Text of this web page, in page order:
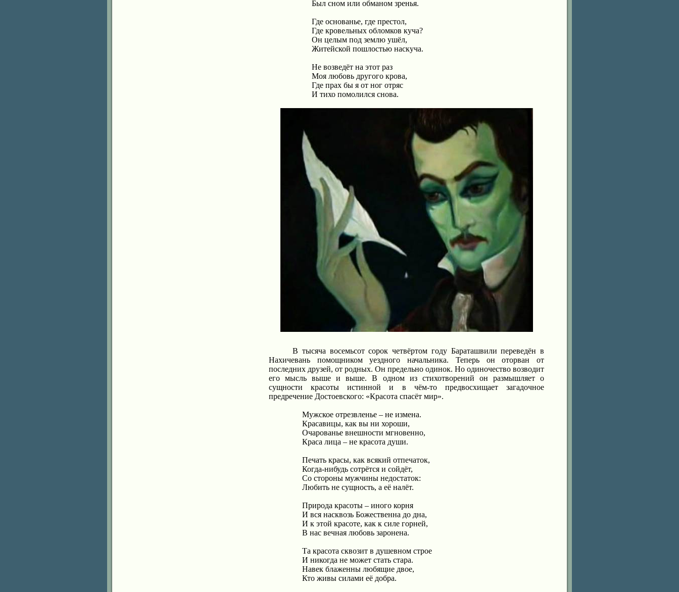
Был сном или обманом зренья.
Где основанье, где престол,
Где кровельных обломков куча?
Он целым под землю ушёл,
Житейской пошлостью наскуча.
Не возведёт на этот раз
Моя любовь другого крова,
Где прах бы я от ног отряс
И тихо помолился снова.
В тысяча восемьсот сорок четвёртом году Бараташвили переведён в
Нахичевань помощником уездного начальника. Теперь он оторван от
последних друзей, от родных. Он предельно одинок. Но одиночество возводит
его мысль выше и выше. В одном из стихотворений он размышляет о
сущности красоты истинной и в чём-то предвосхищает загадочное
предречение Достоевского: «Красота спасёт мир».
Мужское отрезвленье – не измена.
Красавицы, как вы ни хороши,
Очарованье внешности мгновенно,
Краса лица – не красота души.
Печать красы, как всякий отпечаток,
Когда-нибудь сотрётся и сойдёт,
Со стороны мужчины недостаток:
Любить не сущность, а её налёт.
Природа красоты – иного корня
И вся насквозь Божественна до дна,
И к этой красоте, как к силе горней,
В нас вечная любовь заронена.
Та красота сквозит в душевном строе
И никогда не может стать стара.
Навек блаженны любящие двое,
Кто живы силами её добра.